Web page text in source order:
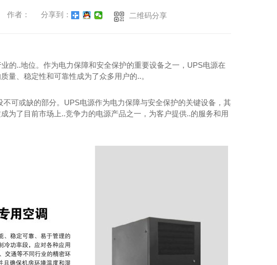
作者： 分享到： 二维码分享
的..地位。作为电力保障和安全保护的重要设备之一，UPS电源在
量、稳定性和可靠性成为了众多用户的..。
可或缺的部分。UPS电源作为电力保障与安全保护的关键设备，其
为了目前市场上..竞争力的电源产品之一，为客户提供..的服务和用